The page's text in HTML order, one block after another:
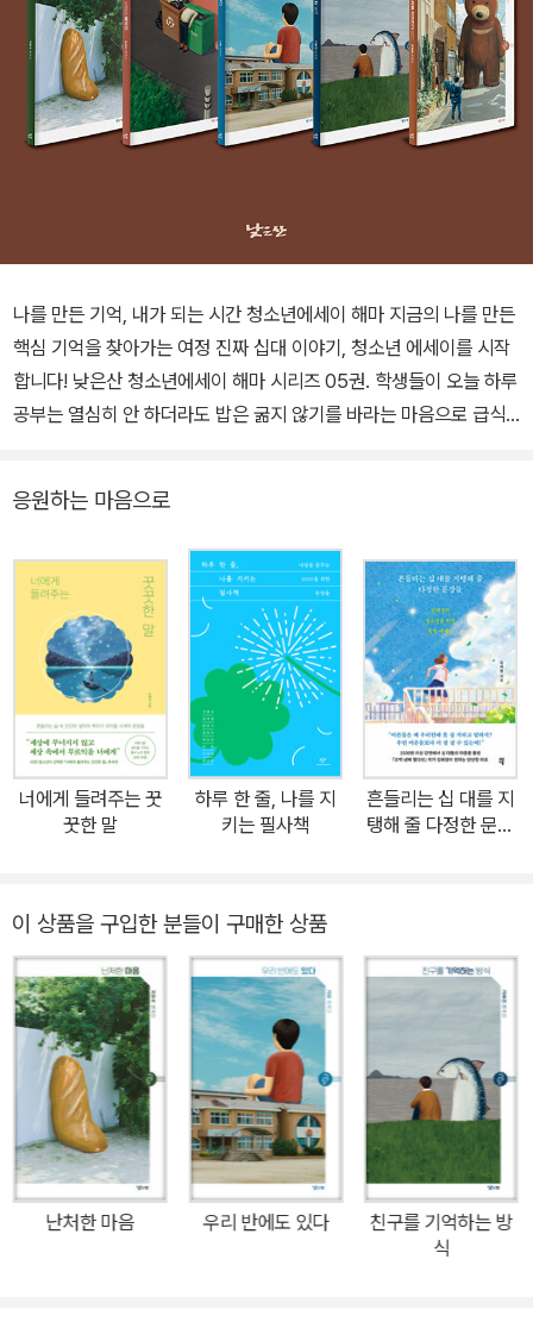
나를 만든 기억, 내가 되는 시간 청소년에세이 해마 지금의 나를 만든
핵심 기억을 찾아가는 여정 진짜 십대 이야기, 청소년 에세이를 시작
합니다! 낮은산 청소년에세이 해마 시리즈 05권. 학생들이 오늘 하루
공부는 열심히 안 하더라도 밥은 굶지 않기를 바라는 마음으로 급식
아왔다고 믿는 작가는 저마다의 삶을 힘겹게 살아내고 있을 청소년
한 사람 한 사람을 들여다보고 다정한 말을 건넨다. 이원재 작가는 학
교가 사람이 사람을 만나는 소중한 공간이라는 것을, 그곳에서 서로
가 서로에게 배우며 함께하고 있다는 것을 보여 준다. 괜찮다고, 너를
믿는다고 말해 주는 선생님과 선생님 말에 스스로 삶의 방향을 바꿔
가는 학생들의 가슴 뭉클한 이야기에서 오늘날 학교가 어떤 곳이어야
하는지 생각해 보게 한다. 오늘 하루 공부는 열심히 안 하더라도 밥은
굶지 말라는 마음으로 아침에 일어나 교복을 입고 학교에 간다. 누군
가에게 당연하게 여겨지는 이 일이 누군가에게는 너무나 힘든 일이
다. 학교 입구에만 들어서도 숨이 막히고, 수업 시간은 졸리기만 하고,
교사이자 학교폭력을 담당하는 학생부장인 이원재 작가는 교칙을 기
기를 가지고 있는지 궁금해한다. 그리하여 한 덩어리로 뭉쳐 있는 ‘학
생’ 집단이 아니라 저마다의 삶을 힘겹게 살아내고 있을 청소년 한 사
람 한 사람을 들여다보고 다정한 말을 건넨다. 어떠한 순간에도 괜찮
다고 말해 주는 유쾌하고 다정한 친구이자 어른으로 학생들 곁에 있
고 싶다는 이원재 작가가 지금의 모습이 되기까지, 교사와 학생이 학
교에서 만나 서로가 서로에게 배우는 시간들에 대한 이야기다. 이제
는 저게 인간이 될까 싶었던 나의 첫 제자들이 지금의 내가 될 수 있게
거꾸로 나를 잘 키웠다고 인정하지 않을 도리가 없다. - 151쪽 네가
응원하는 마음으로
너에게 들려주는 꿋
꿋한 말
하루 한 줄, 나를 지
키는 필사책
흔들리는 십 대를 지
탱해 줄 다정한 문장
이 상품을 구입한 분들이 구매한 상품
난처한 마음 우리 반에도 있다
친구를 기억하는 방
식